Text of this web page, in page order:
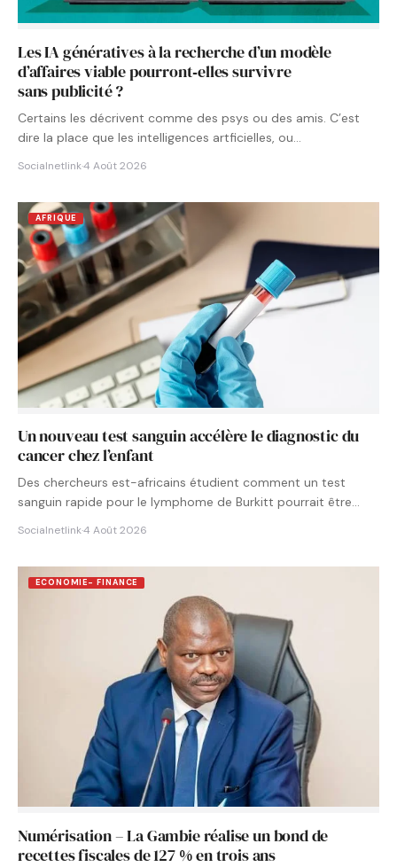
Les IA génératives à la recherche d’un modèle
d’affaires viable pourront‑elles survivre
sans publicité ?
Certains les décrivent comme des psys ou des amis. C’est
dire la place que les intelligences artficielles, ou…
Socialnetlink·4 Août 2026
AFRIQUE
Un nouveau test sanguin accélère le diagnostic du
cancer chez l’enfant
Des chercheurs est-africains étudient comment un test
sanguin rapide pour le lymphome de Burkitt pourrait être
Socialnetlink·4 Août 2026
ECONOMIE- FINANCE
Numérisation – La Gambie réalise un bond de
recettes fiscales de 127 % en trois ans